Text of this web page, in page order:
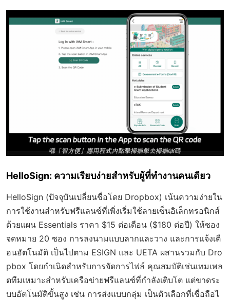
HelloSign: ความเรียบง่ายสำหรับผู้ที่ทำงานคนเดียว
HelloSign (ปัจจุบันเปลี่ยนชื่อโดย Dropbox) เน้นความง่ายใน
การใช้งานสำหรับฟรีแลนซ์ที่เพิ่งเริ่มใช้ลายเซ็นอิเล็กทรอนิกส์
ด้วยแผน Essentials ราคา $15 ต่อเดือน ($180 ต่อปี) ให้ซอง
จดหมาย 20 ซอง การลงนามแบบลากและวาง และการแจ้งเตื
อนอัตโนมัติ เป็นไปตาม ESIGN และ UETA ผสานรวมกับ Dro
pbox โดยกำเนิดสำหรับการจัดการไฟล์ คุณสมบัติเช่นเทมเพล
ตทีมเหมาะสำหรับเครือข่ายฟรีแลนซ์ที่กำลังเติบโต แต่ขาดระ
บบอัตโนมัติขั้นสูง เช่น การส่งแบบกลุ่ม เป็นตัวเลือกที่เชื่อถือไ